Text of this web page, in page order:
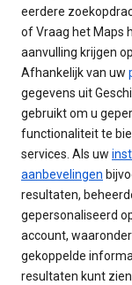
eerdere
of Vraag het Maps
aanvulling krijgen
Afhankelijk van uw
gegevens uit
gebruikt om u
functionaliteit te
services. Als uw
aanbevelingen
resultaten,
gepersonaliseerd
account,
gekoppelde
resultaten kunt